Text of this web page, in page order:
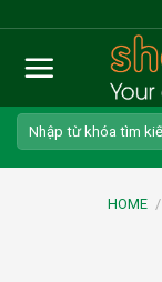
content
Search
for:
HOME /